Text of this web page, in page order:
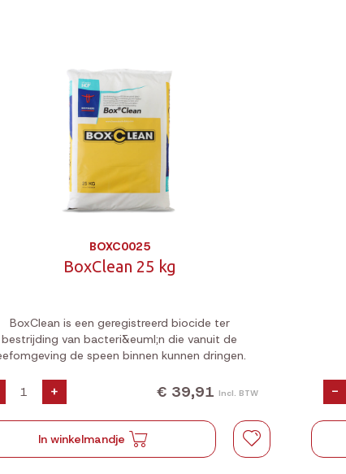
BOXC0025
BoxClean 25 kg
BoxClean is een geregistreerd biocide ter
bestrijding van bacteri&euml;n die vanuit de
de speen binnen kunnen dringen.
+ € 39,91 Incl. BTW
In winkelmandje
-